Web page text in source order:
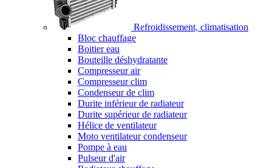
Refroidissement, climatisation
Bloc chauffage
Boitier eau
Bouteille déshydratante
Compresseur air
Compresseur clim
Condenseur de clim
Durite inférieur de radiateur
Durite supérieur de radiateur
Hélice de ventilateur
Moto ventilateur condenseur
Pompe à eau
Pulseur d'air